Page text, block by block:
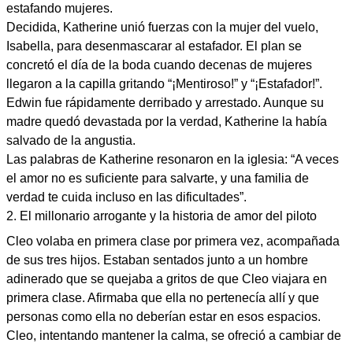
estafando mujeres.
Decidida, Katherine unió fuerzas con la mujer del vuelo,
Isabella, para desenmascarar al estafador. El plan se
concretó el día de la boda cuando decenas de mujeres
llegaron a la capilla gritando “¡Mentiroso!” y “¡Estafador!”.
Edwin fue rápidamente derribado y arrestado. Aunque su
madre quedó devastada por la verdad, Katherine la había
salvado de la angustia.
Las palabras de Katherine resonaron en la iglesia: “A veces
el amor no es suficiente para salvarte, y una familia de
verdad te cuida incluso en las dificultades”.
2. El millonario arrogante y la historia de amor del piloto
Cleo volaba en primera clase por primera vez, acompañada
de sus tres hijos. Estaban sentados junto a un hombre
adinerado que se quejaba a gritos de que Cleo viajara en
primera clase. Afirmaba que ella no pertenecía allí y que
personas como ella no deberían estar en esos espacios.
Cleo, intentando mantener la calma, se ofreció a cambiar de